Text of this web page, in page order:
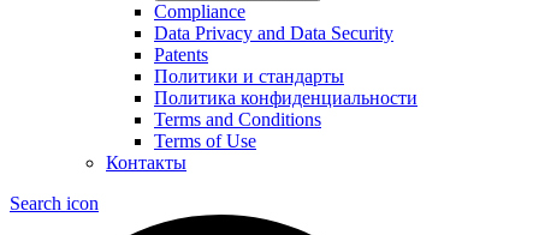
Compliance
Data Privacy and Data Security
Patents
Политики и стандарты
Политика конфиденциальности
Terms and Conditions
Terms of Use
Контакты
Search icon